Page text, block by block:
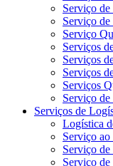
Serviço
Serviço
Serviço
Serviços
Serviços
Serviços
Serviços
Serviço
Serviços de
Logística
Serviço
Serviço
Serviço